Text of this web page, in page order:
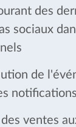
des
sociaux
de
ventes